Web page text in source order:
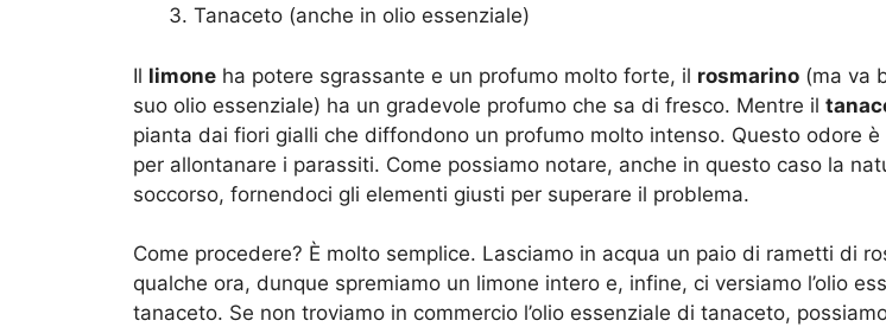
Tanaceto (anche in olio essenziale)
Il limone ha potere sgrassante e un profumo molto forte, il rosmarino (ma va
suo olio essenziale) ha un gradevole profumo che sa di fresco. Mentre il
pianta dai fiori gialli che diffondono un profumo molto intenso. Questo odore è
per allontanare i parassiti. Come possiamo notare, anche in questo caso la
soccorso, fornendoci gli elementi giusti per superare il problema.
Come procedere? È molto semplice. Lasciamo in acqua un paio di rametti di
qualche ora, dunque spremiamo un limone intero e, infine, ci versiamo l’olio
tanaceto. Se non troviamo in commercio l’olio essenziale di tanaceto,